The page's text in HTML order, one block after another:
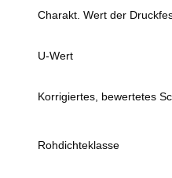
Charakt. Wert der
U-Wert
Korrigiertes, bewertetes
Rohdichteklasse